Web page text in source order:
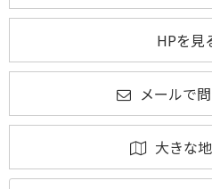
HPを見
メールで
大きな